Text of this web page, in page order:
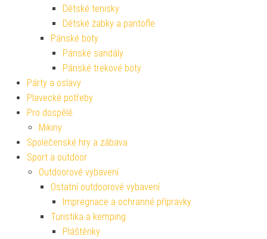
Dětské tenisky
Dětské žabky a pantofle
Pánské boty
Pánské sandály
Pánské trekové boty
Párty a oslavy
Plavecké potřeby
Pro dospělé
Mikiny
Společenské hry a zábava
Sport a outdoor
Outdoorové vybavení
Ostatní outdoorové vybavení
Impregnace a ochranné přípravky
Turistika a kemping
Pláštěnky